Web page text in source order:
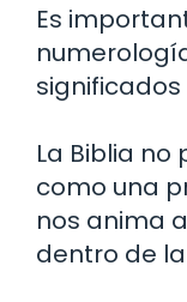
Es
La Biblia
como una
nos anima
dentro de